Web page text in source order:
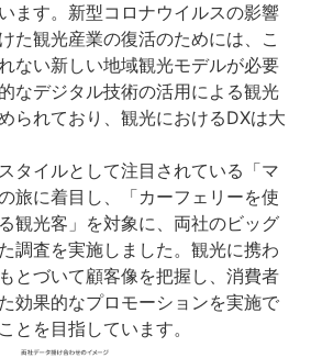
ます。新型コロナウイルスの影響
た観光産業の復活のためには、こ
ない新しい地域観光モデルが必要
なデジタル技術の活用による観光
られており、観光におけるDXは大
タイルとして注目されている「マ
旅に着目し、「カーフェリーを使
観光客」を対象に、両社のビッグ
調査を実施しました。観光に携わ
とづいて顧客像を把握し、消費者
効果的なプロモーションを実施で
とを目指しています。